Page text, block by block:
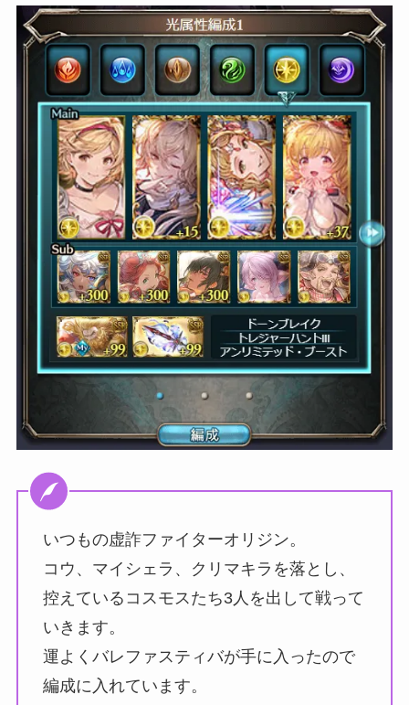
いつもの虚詐ファイターオリジン。
コウ、マイシェラ、クリマキラを落とし、
控えているコスモスたち3人を出して戦って
いきます。
運よくバレファスティバが手に入ったので
編成に入れています。